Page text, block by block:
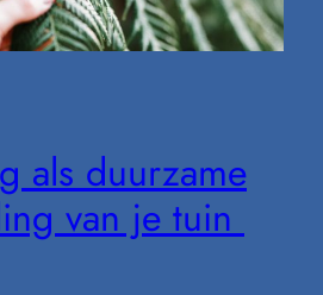
als duurzame
van je tuin